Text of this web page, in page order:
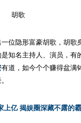
胡歌
位隐形富豪胡歌，胡歌
知名主持人、演员，有
有道，如今个个赚得盆满